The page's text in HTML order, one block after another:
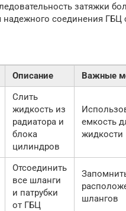
затяжки
надежного соединения ГБЦ
Описание Важные
Слить
жидкость из
радиатора и
блока
цилиндров
емкость
жидкости
Отсоединить
все шланги
и патрубки
от ГБЦ
шлангов